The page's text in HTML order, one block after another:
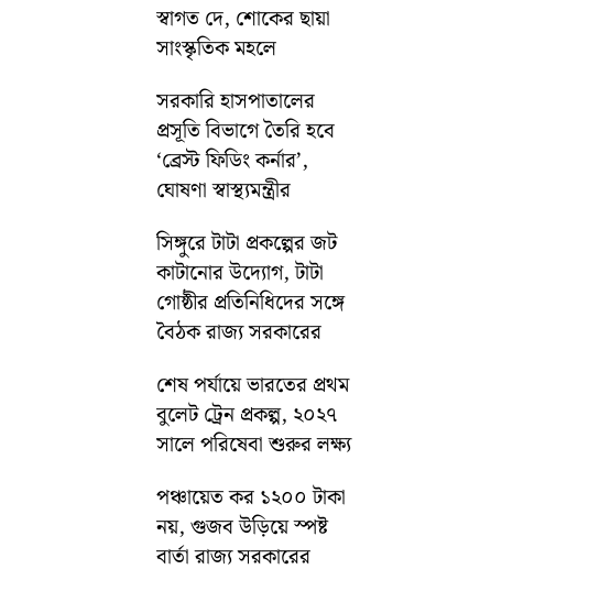
স্বাগত দে, শোকের ছায়া
সাংস্কৃতিক মহলে
সরকারি হাসপাতালের
প্রসূতি বিভাগে তৈরি হবে
‘ব্রেস্ট ফিডিং কর্নার’,
ঘোষণা স্বাস্থ্যমন্ত্রীর
সিঙ্গুরে টাটা প্রকল্পের জট
কাটানোর উদ্যোগ, টাটা
গোষ্ঠীর প্রতিনিধিদের সঙ্গে
বৈঠক রাজ্য সরকারের
শেষ পর্যায়ে ভারতের প্রথম
বুলেট ট্রেন প্রকল্প, ২০২৭
সালে পরিষেবা শুরুর লক্ষ্য
পঞ্চায়েত কর ১২০০ টাকা
নয়, গুজব উড়িয়ে স্পষ্ট
বার্তা রাজ্য সরকারের